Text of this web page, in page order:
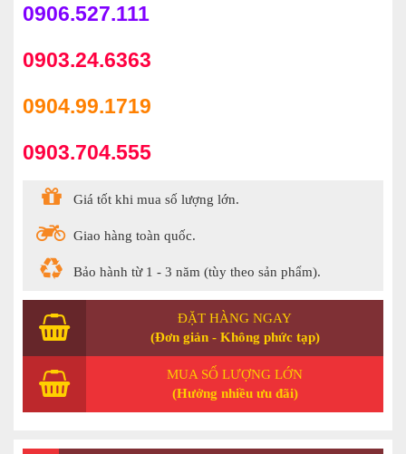
0906.527.111
0903.24.6363
0904.99.1719
0903.704.555
Giá tốt khi mua số lượng lớn.
Giao hàng toàn quốc.
Bảo hành từ 1 - 3 năm (tùy theo sản phẩm).
ĐẶT HÀNG NGAY
(Đơn giản - Không phức tạp)
MUA SỐ LƯỢNG LỚN
(Hưởng nhiều ưu đãi)